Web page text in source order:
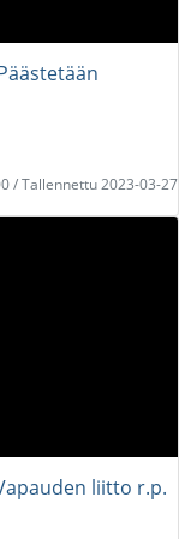
/ Tallennettu 2023-03-27
liitto r.p.